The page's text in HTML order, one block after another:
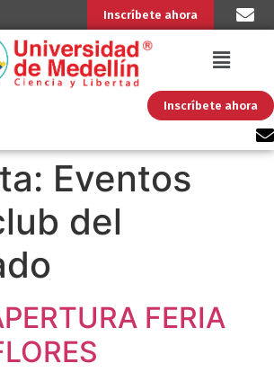
Inscríbete ahora
Inscríbete ahora
Eventos
del
FERIA